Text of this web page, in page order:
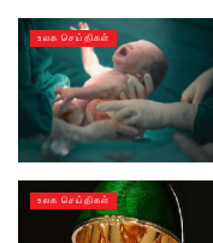
உலக செய்திகள்
உலக செய்திகள்